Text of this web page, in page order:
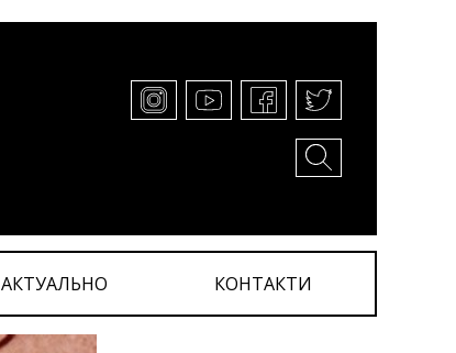
АКТУАЛЬНО КОНТАКТИ